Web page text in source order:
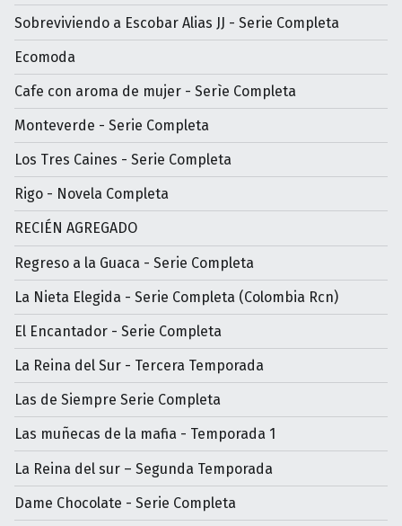
Sobreviviendo a Escobar Alias JJ - Serie Completa
Ecomoda
Cafe con aroma de mujer - Serìe Completa
Monteverde - Serie Completa
Los Tres Caines - Serie Completa
Rigo - Novela Completa
RECIÉN AGREGADO
Regreso a la Guaca - Serie Completa
La Nieta Elegida - Serie Completa (Colombia Rcn)
El Encantador - Serie Completa
La Reina del Sur - Tercera Temporada
Las de Siempre Serie Completa
Las muñecas de la mafia - Temporada 1
La Reina del sur – Segunda Temporada
Dame Chocolate - Serie Completa